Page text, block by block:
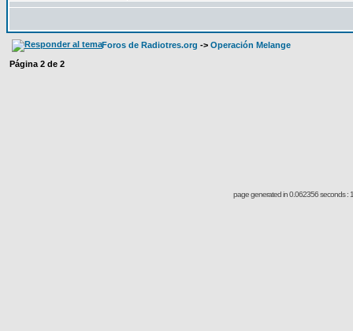
Foros de Radiotres.org -> Operación Melange
Página 2 de 2
page generated in 0.062356 seconds :